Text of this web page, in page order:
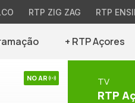
RTP ZIG ZAG RTP
+ RTP Açores
NO AR TV
RTP